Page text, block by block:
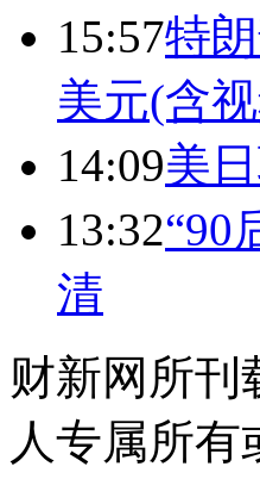
15:57特
美元(含
14:09美
13:32“90
清
财新网所刊
人专属所